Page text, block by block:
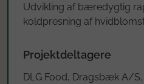
Udvikling af bæredygtig
koldpresning af
Projektdeltagere
DLG Food, Dragsbæk A/